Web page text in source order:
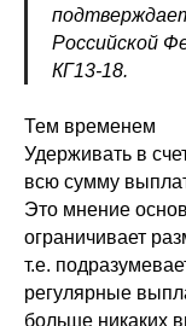
Российской
КГ13-18.
Тем временем
Удерживать в
всю сумму
Это мнение
ограничивает
т.е.
регулярные
больше никаких